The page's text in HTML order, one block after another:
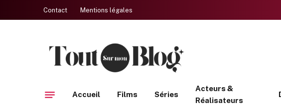
Contact Mentions légales
Accueil Films Séries
Acteurs &
Réalisateurs